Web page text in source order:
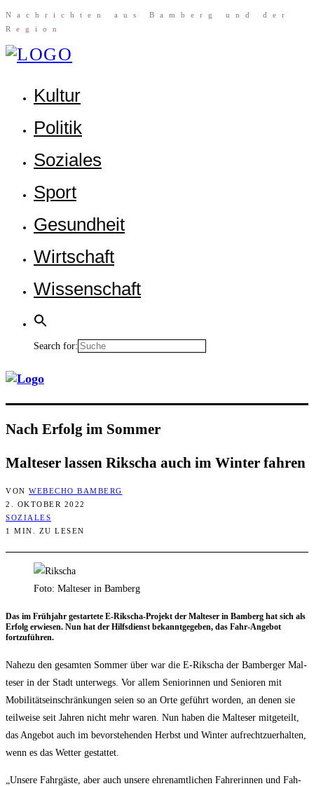
Nach­rich­ten aus Bam­berg und der
Region
Kul­tur
Poli­tik
Sozia­les
Sport
Gesund­heit
Wirt­schaft
Wis­sen­schaft
Search for:
Nach Erfolg im Sommer
Mal­te­ser las­sen Rik­scha auch im Win­ter fahren
VON WEBECHO BAMBERG
2. OKTOBER 2022
SOZIALES
1 MIN. ZU LESEN
Foto: Malteser in Bamberg
Das im Früh­jahr gestar­te­te E‑Rik­scha-Pro­jekt der Mal­te­ser in Bam­berg hat sich als
Erfolg erwie­sen. Nun hat der Hilfs­dienst bekannt­ge­ge­ben, das Fahr-Ange­bot
fortzuführen.
Nahe­zu den gesam­ten Som­mer über war die E‑Rikscha der Bam­ber­ger Mal­
te­ser in der Stadt unter­wegs. Vor allem Senio­rin­nen und Senio­ren mit
Mobi­li­täts­ein­schrän­kun­gen sei­en so an Orte geführt wor­den, an denen sie
teil­wei­se seit Jah­ren nicht mehr waren. Nun haben die Mal­te­ser mit­ge­teilt,
das Ange­bot auch im bevor­ste­hen­den Herbst und Win­ter auf­recht­zu­er­hal­ten,
wenn es das Wet­ter gestattet.
„Unse­re Fahr­gäs­te, aber auch unse­re ehren­amt­li­chen Fah­re­rin­nen und Fah­